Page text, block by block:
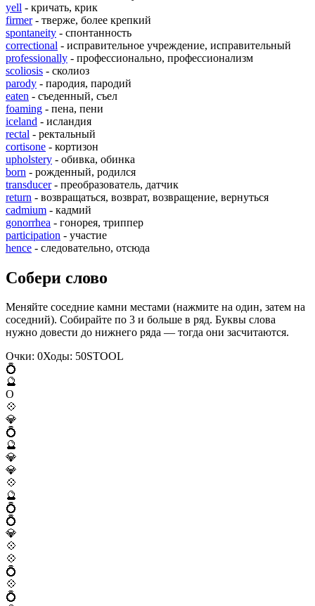
yell - кричать, крик
firmer- тверже, более крепкий
spontaneity - спонтанность
correctional - исправительное учреждение, исправительный
professionally - профессионально, профессионализм
scoliosis - сколиоз
parody - пародия, пародий
eaten - съеденный, съел
foaming - пена, пени
iceland - исландия
rectal - ректальный
cortisone - кортизон
upholstery - обивка, обинка
born - рожденный, родился
transducer- преобразователь, датчик
return - возвращаться, возврат, возвращение, вернуться
cadmium - кадмий
gonorrhea - гонорея, триппер
participation - участие
hence - следовательно, отсюда
Собери слово
Меняйте соседние камни местами (нажмите на один, затем на
соседний). Собирайте по 3 и больше в ряд. Буквы слова
нужно довести до нижнего ряда — тогда они засчитаются.
Очки: 0Ходы: 50STOOL
💍
🔮
O
💠
💎
💍
🔮
💎
💎
💠
🔮
💍
💍
💎
💠
💠
💍
💠
💍